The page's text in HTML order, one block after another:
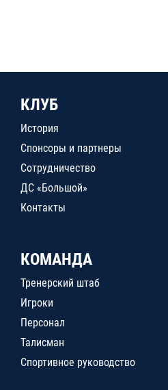
КЛУБ
История
Спонсоры и партнеры
Сотрудничество
ДС «Большой»
Контакты
КОМАНДА
Тренерский штаб
Игроки
Персонал
Талисман
Спортивное руководство